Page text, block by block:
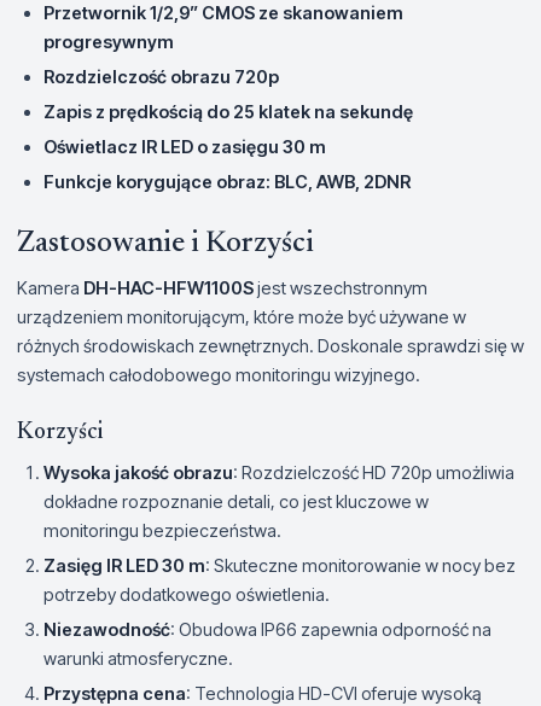
Przetwornik 1/2,9” CMOS ze skanowaniem
progresywnym
Rozdzielczość obrazu 720p
Zapis z prędkością do 25 klatek na sekundę
Oświetlacz IR LED o zasięgu 30 m
Funkcje korygujące obraz: BLC, AWB, 2DNR
Zastosowanie i Korzyści
Kamera DH-HAC-HFW1100Sjest wszechstronnym
urządzeniem monitorującym, które może być używane w
różnych środowiskach zewnętrznych. Doskonale sprawdzi się w
systemach całodobowego monitoringu wizyjnego.
Korzyści
Wysoka jakość obrazu: Rozdzielczość HD 720p umożliwia
dokładne rozpoznanie detali, co jest kluczowe w
monitoringu bezpieczeństwa.
Zasięg IR LED 30 m: Skuteczne monitorowanie w nocy bez
potrzeby dodatkowego oświetlenia.
Niezawodność: Obudowa IP66 zapewnia odporność na
warunki atmosferyczne.
Przystępna cena: Technologia HD-CVI oferuje wysoką